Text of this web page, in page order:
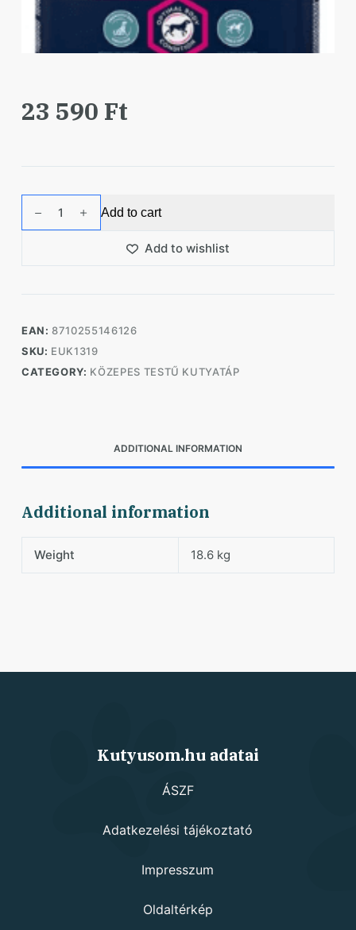
23 590 Ft
Add to cart
Add to wishlist
EAN:8710255146126
SKU: EUK1319
CATEGORY: KÖZEPES TESTŰ KUTYATÁP
ADDITIONAL INFORMATION
Additional information
Weight 18.6 kg
Kutyusom.hu adatai
ÁSZF
Adatkezelési tájékoztató
Impresszum
Oldaltérkép